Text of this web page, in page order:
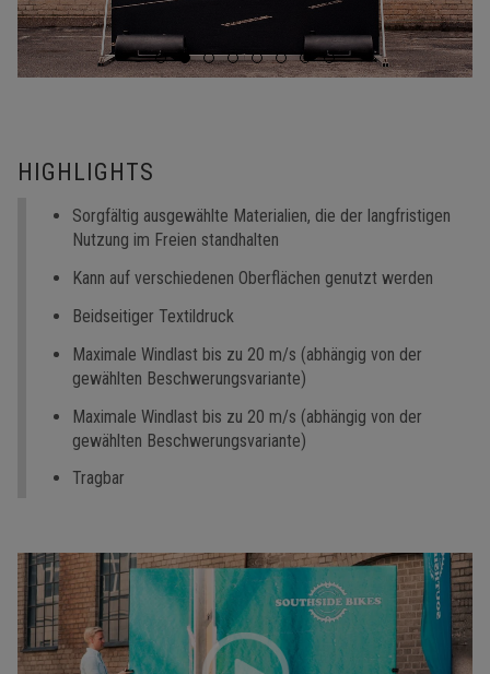
HIGHLIGHTS
Sorgfältig ausgewählte Materialien, die der langfristigen
Nutzung im Freien standhalten
Kann auf verschiedenen Oberflächen genutzt werden
Beidseitiger Textildruck
Maximale Windlast bis zu 20 m/s (abhängig von der
gewählten Beschwerungsvariante)
Maximale Windlast bis zu 20 m/s (abhängig von der
gewählten Beschwerungsvariante)
Tragbar